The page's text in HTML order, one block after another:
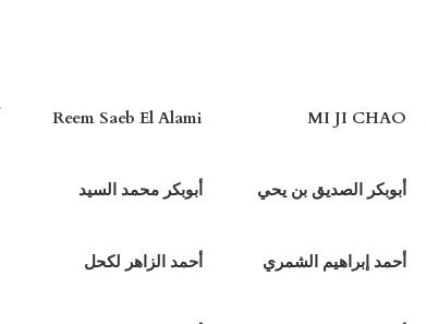
MI JI CHAO
Reem Saeb El Alami
أبوبكر الصديق بن يحي أبوبكر محمد السيد
أحمد إبراهيم الشمري أحمد الزاهر لكحل